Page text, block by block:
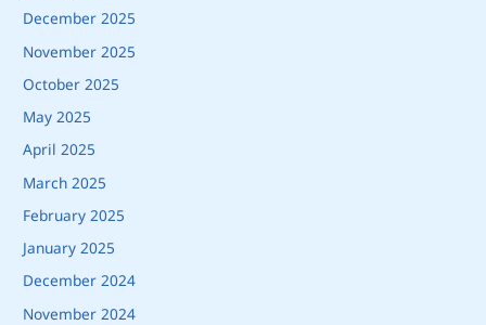
December 2025
November 2025
October 2025
May 2025
April 2025
March 2025
February 2025
January 2025
December 2024
November 2024